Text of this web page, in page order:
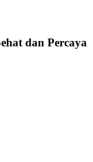
dan Percaya